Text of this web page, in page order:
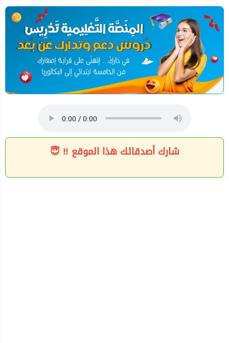
شارك أصدقائك هذا الموقع ‼ 😇